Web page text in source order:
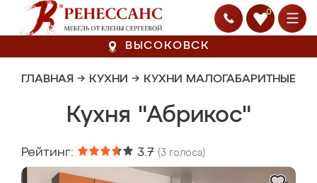
0
ВЫСОКОВСК
ГЛАВНАЯ → КУХНИ → КУХНИ МАЛОГАБАРИТНЫЕ
Кухня "Абрикос"
Рейтинг: 3.7 (3 голоса)